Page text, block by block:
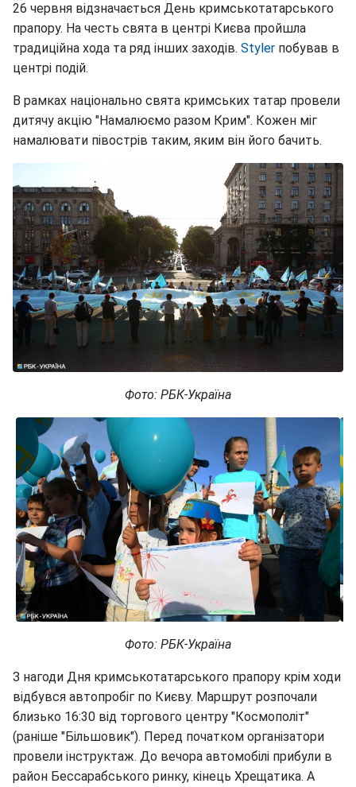
26 червня відзначається День кримськотатарського
прапору. На честь свята в центрі Києва пройшла
традиційна хода та ряд інших заходів. Styler побував в
центрі подій.
В рамках національно свята кримських татар провели
дитячу акцію "Намалюємо разом Крим". Кожен міг
намалювати півострів таким, яким він його бачить.
Фото: РБК-Україна
Фото: РБК-Україна
З нагоди Дня кримськотатарського прапору крім ходи
відбувся автопробіг по Києву. Маршрут розпочали
близько 16:30 від торгового центру "Космополіт"
(раніше "Більшовик"). Перед початком організатори
провели інструктаж. До вечора автомобілі прибули в
район Бессарабського ринку, кінець Хрещатика. А